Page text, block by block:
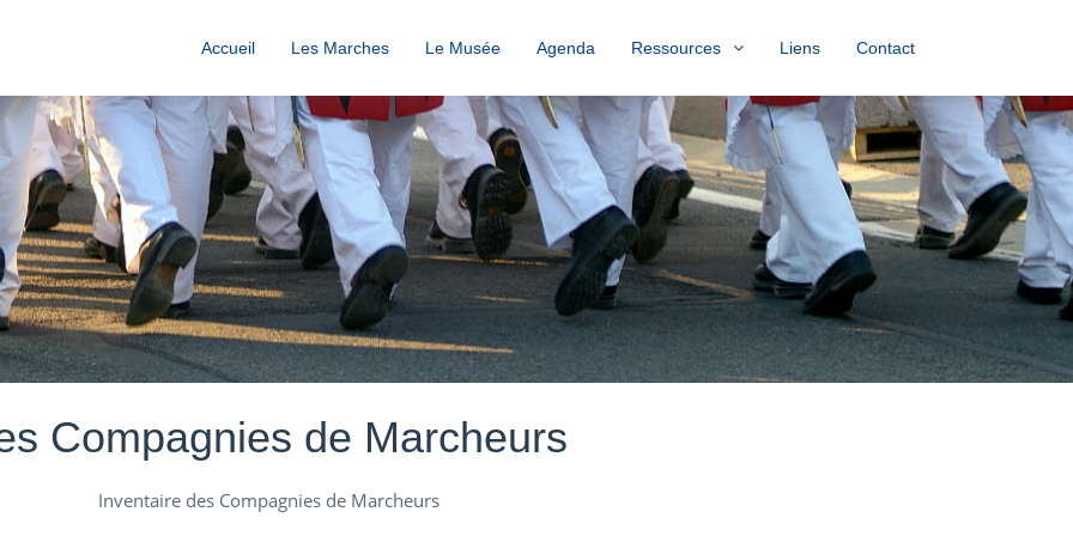
Accueil Les Marches Le Musée Agenda Ressources Liens Contact
Compagnies de Marcheurs
Inventaire des Compagnies de Marcheurs